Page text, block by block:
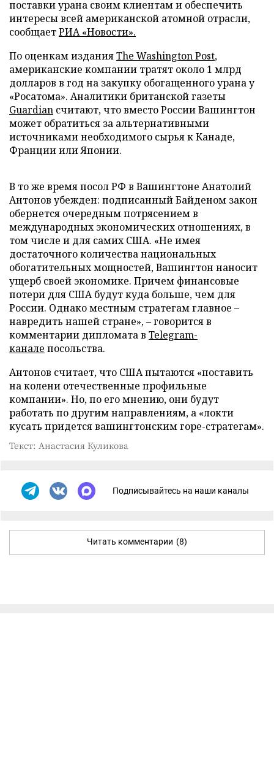
поставки урана своим клиентам и обеспечить
интересы всей американской атомной отрасли,
сообщаетРИА «Новости».
По оценкам изданияThe Washington Post,
американские компании тратят около 1 млрд
долларов в год на закупку обогащенного урана у
«Росатома». Аналитики британской газеты
Guardian считают, что вместо России Вашингтон
может обратиться за альтернативными
источниками необходимого сырья к Канаде,
Франции или Японии.
В то же время посол РФ в Вашингтоне Анатолий
Антонов убежден: подписанный Байденом закон
обернется очередным потрясением в
международных экономических отношениях, в
том числе и для самих США. «Не имея
достаточного количества национальных
обогатительных мощностей, Вашингтон наносит
ущерб своей экономике. Причем финансовые
потери для США будут куда больше, чем для
России. Однако местным стратегам главное –
навредить нашей стране», – говорится в
комментарии дипломата в Telegram-
канале посольства.
Антонов считает, что США пытаются «поставить
на колени отечественные профильные
компании». Но, по его мнению, они будут
работать по другим направлениям, а «локти
кусать придется вашингтонским горе-стратегам».
Текст: Анастасия Куликова
Подписывайтесь на наши каналы
Читать комментарии (8)